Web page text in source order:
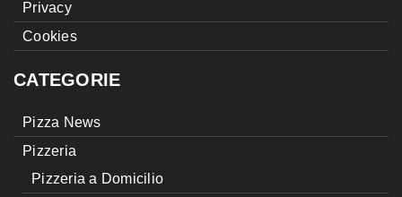
Privacy
Cookies
CATEGORIE
Pizza News
Pizzeria
Pizzeria a Domicilio